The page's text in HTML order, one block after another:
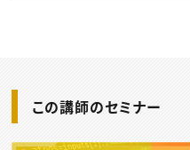
この講師のセミナー